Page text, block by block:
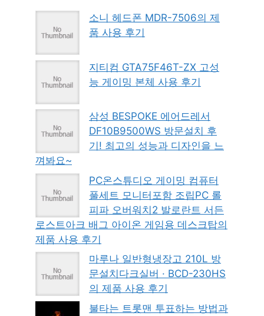
소니 헤드폰 MDR-7506의 제
품 사용 후기
지티컴 GTA75F46T-ZX 고성
능 게이밍 본체 사용 후기
삼성 BESPOKE 에어드레서
DF10B9500WS 방문설치 후
기! 최고의 성능과 디자인을 느
껴봐요~
PC온스튜디오 게이밍 컴퓨터
풀세트 모니터포함 조립PC 롤
피파 오버워치2 발로란트 서든
로스트아크 배그 아이온 게임용 데스크탑의
제품 사용 후기
마루나 일반형냉장고 210L 방
문설치다크실버 · BCD-230HS
의 제품 사용 후기
불타는 트롯맨 투표하는 방법과